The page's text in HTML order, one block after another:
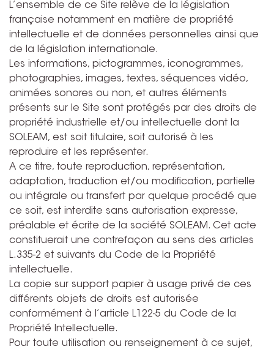
L’ensemble de ce Site relève de la législation
française notamment en matière de propriété
intellectuelle et de données personnelles ainsi que
de la législation internationale.
Les informations, pictogrammes, iconogrammes,
photographies, images, textes, séquences vidéo,
animées sonores ou non, et autres éléments
présents sur le Site sont protégés par des droits de
propriété industrielle et/ou intellectuelle dont la
SOLEAM, est soit titulaire, soit autorisé à les
reproduire et les représenter.
A ce titre, toute reproduction, représentation,
adaptation, traduction et/ou modification, partielle
ou intégrale ou transfert par quelque procédé que
ce soit, est interdite sans autorisation expresse,
préalable et écrite de la société SOLEAM. Cet acte
constituerait une contrefaçon au sens des articles
L.335-2 et suivants du Code de la Propriété
intellectuelle.
La copie sur support papier à usage privé de ces
différents objets de droits est autorisée
conformément à l’article L122-5 du Code de la
Propriété Intellectuelle.
Pour toute utilisation ou renseignement à ce sujet,